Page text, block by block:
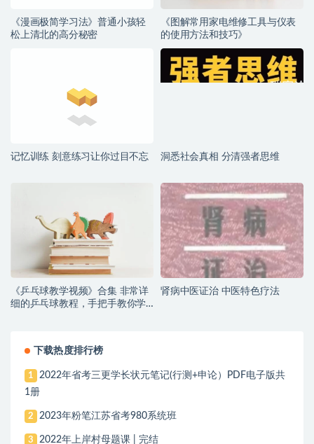
《漫画极简学习法》普通小孩轻
松上清北的高分秘密
《图解常用家电维修工具与仪表
的使用方法和技巧》
记忆训练 刻意练习让你过目不忘 洞悉社会真相 分清强者思维
《乒乓球教学视频》合集 非常详
细的乒乓球教程，手把手教你学
肾病中医证治 中医特色疗法
下载热度排行榜
1
2022年省考三更学长状元笔记(行测+申论）PDF电子版共
1册
2 2023年粉笔江苏省考980系统班
3 2022年上岸村母题课 | 完结